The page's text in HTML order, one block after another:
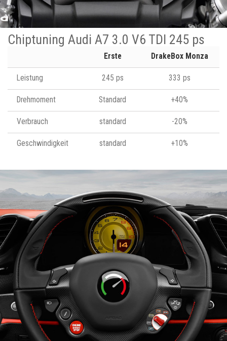
Chiptuning Audi A7 3.0 V6 TDI 245 ps
Erste DrakeBox Monza
Leistung 245 ps 333 ps
Drehmoment Standard +40%
Verbrauch standard -20%
Geschwindigkeit standard +10%